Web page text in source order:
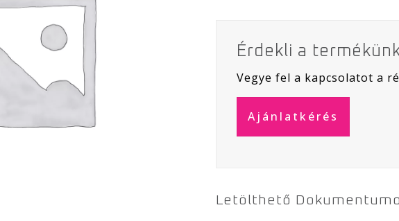
Érdekli a
Vegye fel a kapcsolatot a
Ajánlatkérés